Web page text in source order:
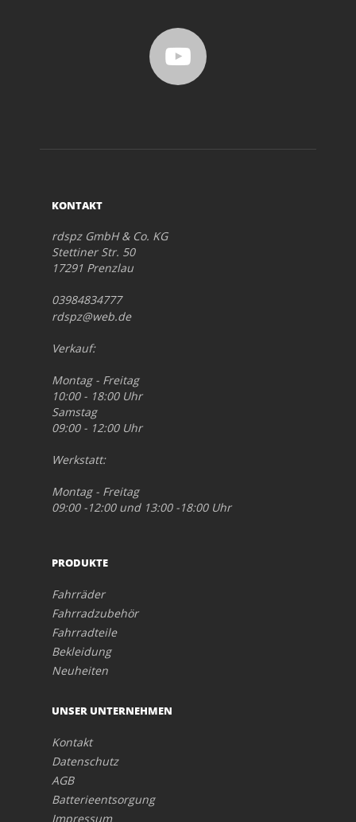
KONTAKT
rdspz GmbH & Co. KG
Stettiner Str. 50
17291 Prenzlau
03984834777
rdspz@web.de
Verkauf:
Montag - Freitag
10:00 - 18:00 Uhr
Samstag
09:00 - 12:00 Uhr
Werkstatt:
Montag - Freitag
09:00 -12:00 und 13:00 -18:00 Uhr
PRODUKTE
Fahrräder
Fahrradzubehör
Fahrradteile
Bekleidung
Neuheiten
UNSER UNTERNEHMEN
Kontakt
Datenschutz
AGB
Batterieentsorgung
Impressum